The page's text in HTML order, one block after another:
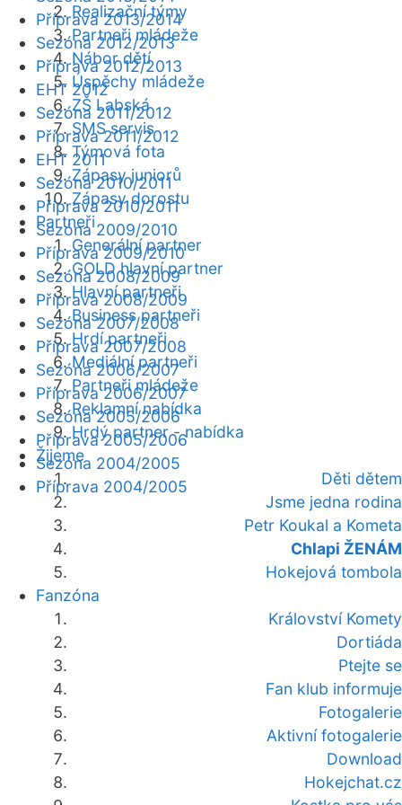
Realizační týmy
Partneři mládeže
Nábor dětí
Úspěchy mládeže
ZŠ Labská
SMS servis
Týmová fota
Zápasy juniorů
Zápasy dorostu
Partneři
Generální partner
GOLD hlavní partner
Hlavní partneři
Business partneři
Hrdí partneři
Mediální partneři
Partneři mládeže
Reklamní nabídka
Hrdý partner - nabídka
Žijeme
Děti dětem
Jsme jedna rodina
Petr Koukal a Kometa
Chlapi ŽENÁM
Hokejová tombola
Fanzóna
Království Komety
Dortiáda
Ptejte se
Fan klub informuje
Fotogalerie
Aktivní fotogalerie
Download
Hokejchat.cz
Příprava 2013/2014
Sezóna 2012/2013
Příprava 2012/2013
EHT 2012
Sezóna 2011/2012
Příprava 2011/2012
EHT 2011
Sezóna 2010/2011
Příprava 2010/2011
Sezóna 2009/2010
Příprava 2009/2010
Sezóna 2008/2009
Příprava 2008/2009
Sezóna 2007/2008
Příprava 2007/2008
Sezóna 2006/2007
Příprava 2006/2007
Sezóna 2005/2006
Příprava 2005/2006
Sezóna 2004/2005
Příprava 2004/2005